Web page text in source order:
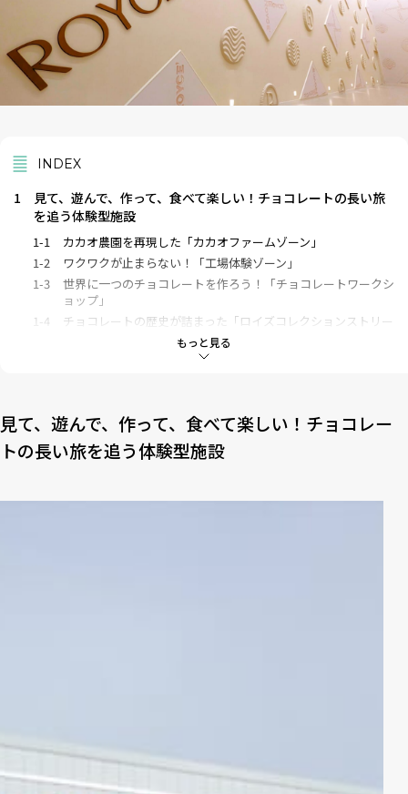
もっと見る
INDEX
1
見て、遊んで、作って、食べて楽しい！チョコレートの長い旅
を追う体験型施設
1-1
カカオ農園を再現した「カカオファームゾーン」
1-2
ワクワクが止まらない！「工場体験ゾーン」
1-3
世界に一つのチョコレートを作ろう！「チョコレートワークシ
ョップ」
1-4
チョコレートの歴史が詰まった「ロイズコレクションストリー
4
大人も子どもも楽しめる！「ロイズカカオ＆チョコレートタウ
ン」
見て、遊んで、作って、食べて楽しい！チョコレー
トの長い旅を追う体験型施設